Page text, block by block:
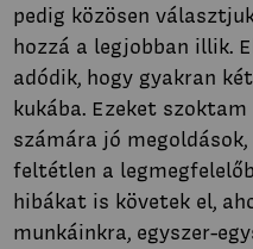
pedig közösen
hozzá a legjobban illik.
adódik, hogy gyakran
kukába. Ezeket
számára jó
feltétlen a
hibákat is követek el,
munkáinkra, egyszer-